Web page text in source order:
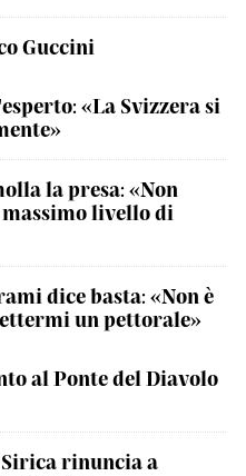
Guccini
«La Svizzera si
la presa: «Non
livello di
dice basta: «Non è
un pettorale»
al Ponte del Diavolo
rinuncia a